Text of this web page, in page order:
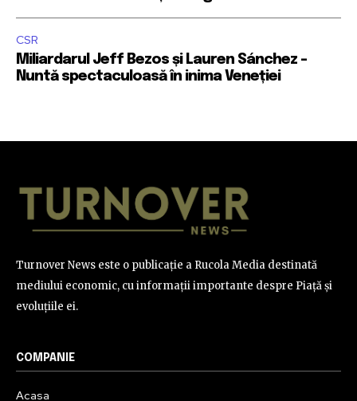
CSR
Miliardarul Jeff Bezos și Lauren Sánchez –
Nuntă spectaculoasă în inima Veneției
Turnover News este o publicație a Rucola Media destinată
mediului economic, cu informații importante despre Piață și
evoluțiile ei.
COMPANIE
Acasa